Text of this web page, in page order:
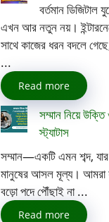
বর্তমান ডিজিটাল
এখন আর নতুন নয়।
সাথে কাজের ধরন বদলে
...
Read more
সম্মান নিয়ে
স্ট্যাটাস
সম্মান—একটি এমন শব্দ,
মানুষের আসল মূল্য। আমরা
বড়ো পদে পৌঁছাই না ...
Read more